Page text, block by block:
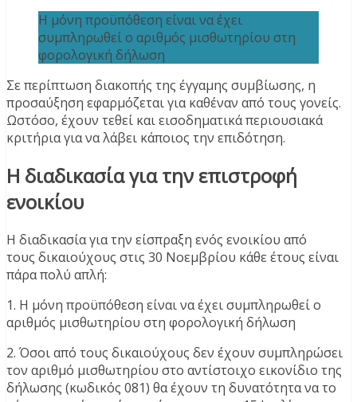
Η μόνη προϋπόθεση είναι να έχει
συμπληρωθεί ο αριθμός μισθωτηρίου στη
φορολογική δήλωση
Σε περίπτωση διακοπής της έγγαμης συμβίωσης, η
προσαύξηση εφαρμόζεται για καθέναν από τους γονείς.
Ωστόσο, έχουν τεθεί και εισοδηματικά περιουσιακά
κριτήρια για να λάβει κάποιος την επιδότηση.
Η διαδικασία για την επιστροφή
ενοικίου
Η διαδικασία για την είσπραξη ενός ενοικίου από
τους δικαιούχους στις 30 Νοεμβρίου κάθε έτους είναι
πάρα πολύ απλή:
1. Η μόνη προϋπόθεση είναι να έχει συμπληρωθεί ο
αριθμός μισθωτηρίου στη φορολογική δήλωση
2. Όσοι από τους δικαιούχους δεν έχουν συμπληρώσει
τον αριθμό μισθωτηρίου στο αντίστοιχο εικονίδιο της
δήλωσης (κωδικός 081) θα έχουν τη δυνατότητα να το